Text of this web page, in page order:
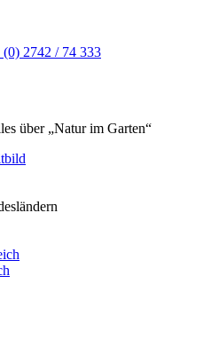
(0) 2742 / 74 333
über „Natur im Garten“